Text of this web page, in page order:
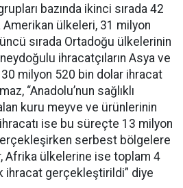
bazında ikinci sırada 42
ülkeleri, 31 milyon
sırada Ortadoğu ülkelerinin
ihracatçıların Asya ve
milyon 520 bin dolar ihracat
“Anadolu’nun sağlıklı
kuru meyve ve ürünlerinin
ise bu süreçte 13 milyon
serbest bölgelere
Afrika ülkelerine ise toplam 4
ihracat gerçekleştirildi” diye